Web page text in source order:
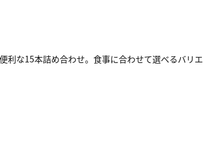
な15本詰め合わせ。食事に合わせて選べるバリエ